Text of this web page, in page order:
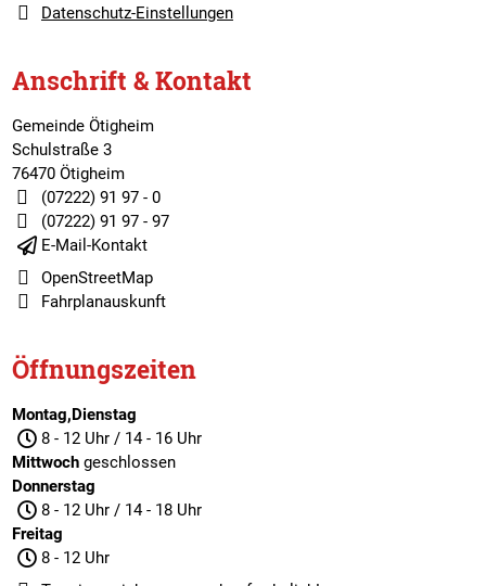
Datenschutz-Einstellungen
Anschrift & Kontakt
Gemeinde Ötigheim
Schulstraße 3
76470 Ötigheim
(07222) 91 97 - 0
(07222) 91 97 - 97
E-Mail-Kontakt
OpenStreetMap
Fahrplanauskunft
Öffnungszeiten
Montag,Dienstag
8 - 12 Uhr / 14 - 16 Uhr
Mittwochgeschlossen
Donnerstag
8 - 12 Uhr / 14 - 18 Uhr
Freitag
8 - 12 Uhr